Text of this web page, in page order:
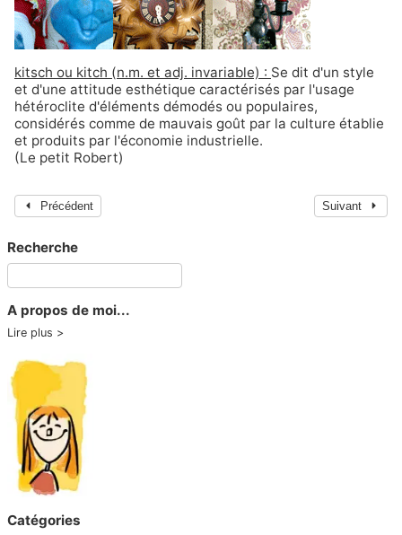
kitsch ou kitch (n.m. et adj. invariable) : Se dit d'un style
et d'une attitude esthétique caractérisés par l'usage
hétéroclite d'éléments démodés ou populaires,
considérés comme de mauvais goût par la culture établie
et produits par l'économie industrielle.
(Le petit Robert)
Précédent Suivant
Recherche
A propos de moi...
Lire plus
Catégories